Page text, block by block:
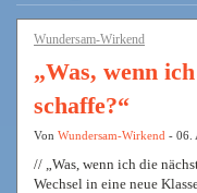
Wundersam-Wirkend
„Was, wenn
schaffe?“
Von Wundersam-Wirkend - 06.
// „Was, wenn ich die
Wechsel in eine neue